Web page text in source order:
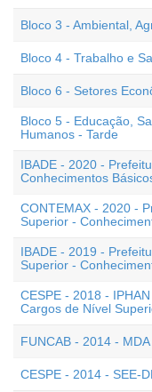
Bloco 3 - Ambiental,
Bloco 4 - Trabalho e
Bloco 6 - Setores
Bloco 5 - Educação,
Humanos - Tarde
IBADE - 2020 -
Conhecimentos
CONTEMAX - 2020 -
Superior -
IBADE - 2019 -
Superior -
CESPE - 2018 -
Cargos de Nível
FUNCAB - 2014 -
CESPE - 2014 - SEE-